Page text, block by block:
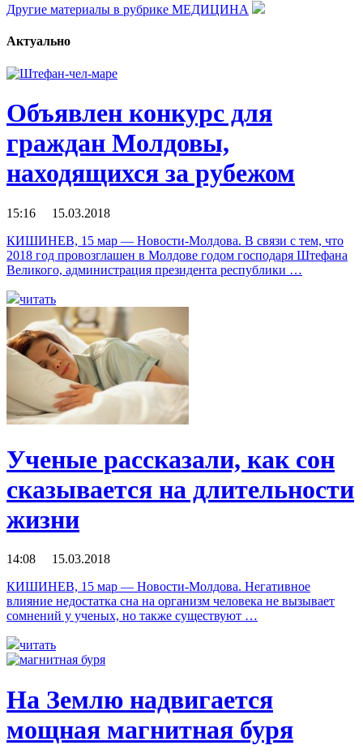
Другие материалы в рубрике МЕДИЦИНА
Актуально
Объявлен конкурс для
граждан Молдовы,
находящихся за рубежом
15:16 15.03.2018
КИШИНЕВ, 15 мар — Новости-Молдова. В связи с тем, что
2018 год провозглашен в Молдове годом господаря Штефана
Великого, администрация президента республики …
читать
Ученые рассказали, как сон
сказывается на длительности
жизни
14:08 15.03.2018
КИШИНЕВ, 15 мар — Новости-Молдова. Негативное
влияние недостатка сна на организм человека не вызывает
сомнений у ученых, но также существуют …
читать
На Землю надвигается
мощная магнитная буря